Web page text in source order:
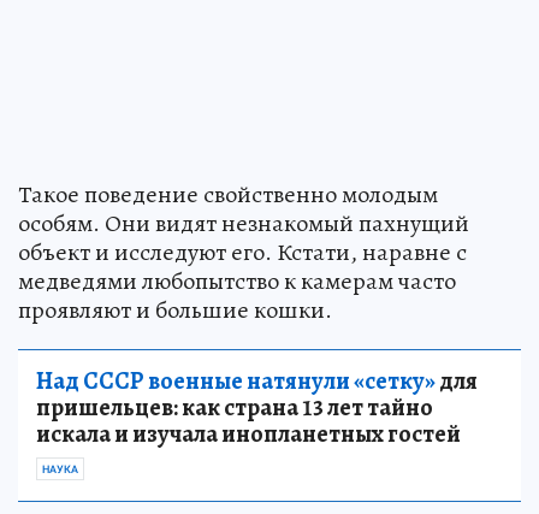
Такое поведение свойственно молодым
особям. Они видят незнакомый пахнущий
объект и исследуют его. Кстати, наравне с
медведями любопытство к камерам часто
проявляют и большие кошки.
Над СССР военные натянули «сетку»для
пришельцев: как страна 13 лет тайно
искала и изучала инопланетных гостей
НАУКА